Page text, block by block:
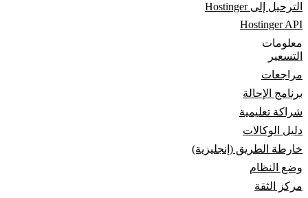
الترحيل إلى Hostinger
Hostinger API
معلومات
التسعير
مراجعات
برنامج الإحالة
شراكة تعليمية
دليل الوكالات
خارطة الطريق (إنجليزية)
وضع النظام
مركز الثقة